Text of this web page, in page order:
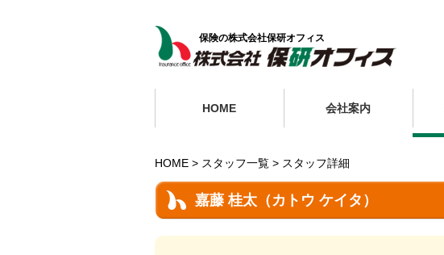
保険の株式会社保研オフィス
HOME 会社案内
HOME スタッフ一覧 スタッフ詳細
嘉藤 桂太（カトウ ケイタ）